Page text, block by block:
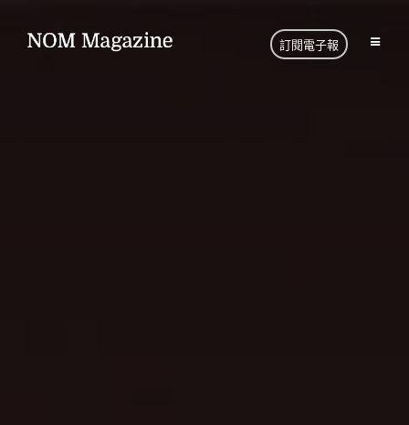
訂閱電子報